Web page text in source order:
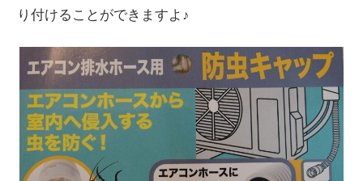
り付けることができますよ♪